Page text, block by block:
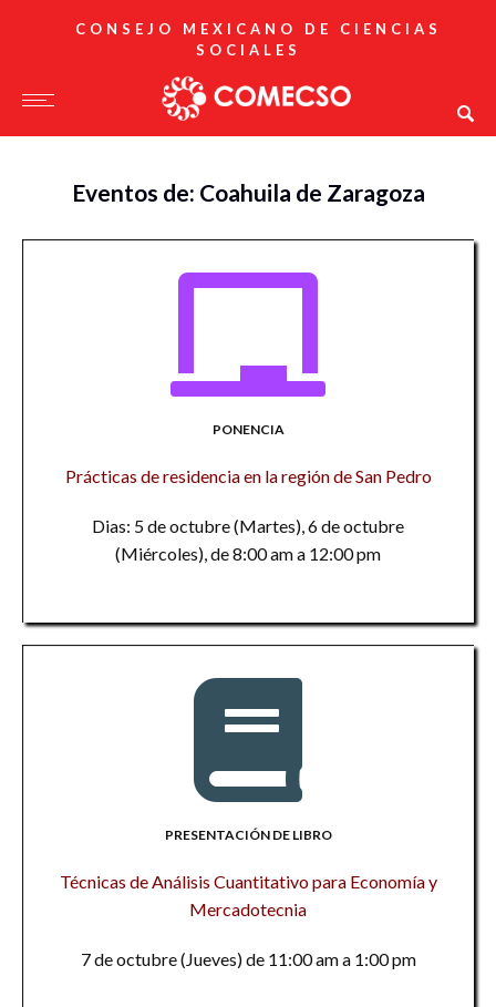
CONSEJO MEXICANO DE CIENCIAS
SOCIALES
Eventos de: Coahuila de Zaragoza
PONENCIA
Prácticas de residencia en la región de San Pedro
Dias: 5 de octubre (Martes), 6 de octubre
(Miércoles), de 8:00 am a 12:00 pm
PRESENTACIÓN DE LIBRO
Técnicas de Análisis Cuantitativo para Economía y
Mercadotecnia
7 de octubre (Jueves) de 11:00 am a 1:00 pm